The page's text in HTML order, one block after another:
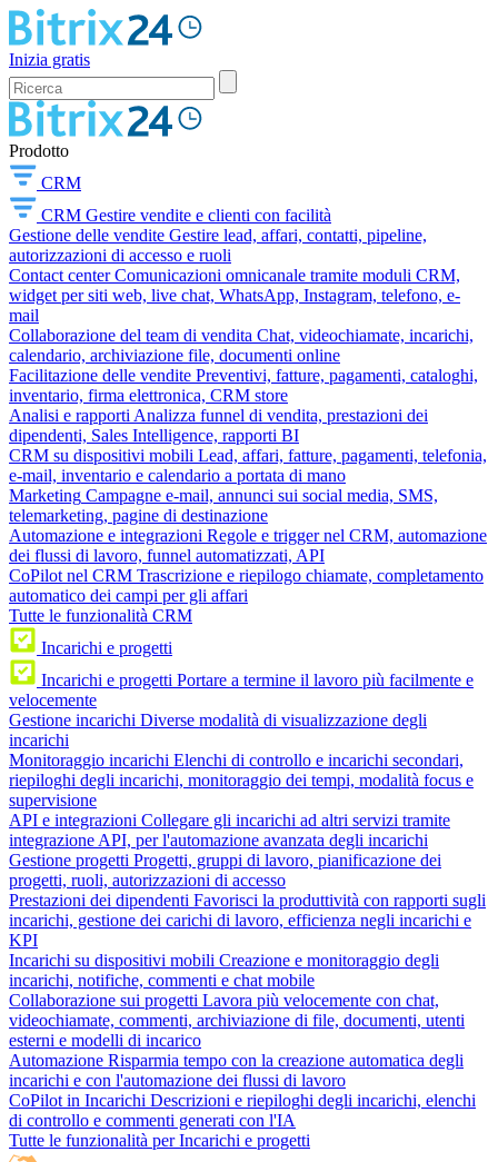
Inizia gratis
Prodotto
CRM
CRM Gestire vendite e clienti con facilità
Gestione delle vendite Gestire lead, affari, contatti, pipeline,
autorizzazioni di accesso e ruoli
Contact center Comunicazioni omnicanale tramite moduli CRM,
widget per siti web, live chat, WhatsApp, Instagram, telefono, e-
mail
Collaborazione del team di vendita Chat, videochiamate, incarichi,
calendario, archiviazione file, documenti online
Facilitazione delle vendite Preventivi, fatture, pagamenti, cataloghi,
inventario, firma elettronica, CRM store
Analisi e rapporti Analizza funnel di vendita, prestazioni dei
dipendenti, Sales Intelligence, rapporti BI
CRM su dispositivi mobili Lead, affari, fatture, pagamenti, telefonia,
e-mail, inventario e calendario a portata di mano
Marketing Campagne e-mail, annunci sui social media, SMS,
telemarketing, pagine di destinazione
Automazione e integrazioni Regole e trigger nel CRM, automazione
dei flussi di lavoro, funnel automatizzati, API
CoPilot nel CRM Trascrizione e riepilogo chiamate, completamento
automatico dei campi per gli affari
Tutte le funzionalità CRM
Incarichi e progetti
Incarichi e progetti Portare a termine il lavoro più facilmente e
velocemente
Gestione incarichi Diverse modalità di visualizzazione degli
incarichi
Monitoraggio incarichi Elenchi di controllo e incarichi secondari,
riepiloghi degli incarichi, monitoraggio dei tempi, modalità focus e
supervisione
API e integrazioni Collegare gli incarichi ad altri servizi tramite
integrazione API, per l'automazione avanzata degli incarichi
Gestione progetti Progetti, gruppi di lavoro, pianificazione dei
progetti, ruoli, autorizzazioni di accesso
Prestazioni dei dipendenti Favorisci la produttività con rapporti sugli
incarichi, gestione dei carichi di lavoro, efficienza negli incarichi e
KPI
Incarichi su dispositivi mobili Creazione e monitoraggio degli
incarichi, notifiche, commenti e chat mobile
Collaborazione sui progetti Lavora più velocemente con chat,
videochiamate, commenti, archiviazione di file, documenti, utenti
esterni e modelli di incarico
Automazione Risparmia tempo con la creazione automatica degli
incarichi e con l'automazione dei flussi di lavoro
CoPilot in Incarichi Descrizioni e riepiloghi degli incarichi, elenchi
di controllo e commenti generati con l'IA
Tutte le funzionalità per Incarichi e progetti